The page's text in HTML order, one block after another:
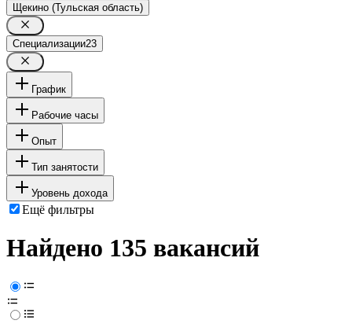
Щекино (Тульская область)
Специализации23
График
Рабочие часы
Опыт
Тип занятости
Уровень дохода
Ещё фильтры
Найдено 135 вакансий